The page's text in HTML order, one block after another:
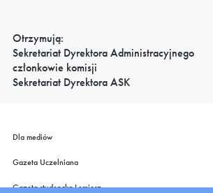
Otrzymują:
Sekretariat Dyrektora Administracyjnego
członkowie komisji
Sekretariat Dyrektora ASK
Dla mediów
Gazeta Uczelniana
Gazeta studencka Lemiesz